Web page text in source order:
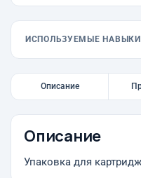
ИСПОЛЬЗУЕМЫЕ НАВЫКИ
Описание
Описание
Упаковка для